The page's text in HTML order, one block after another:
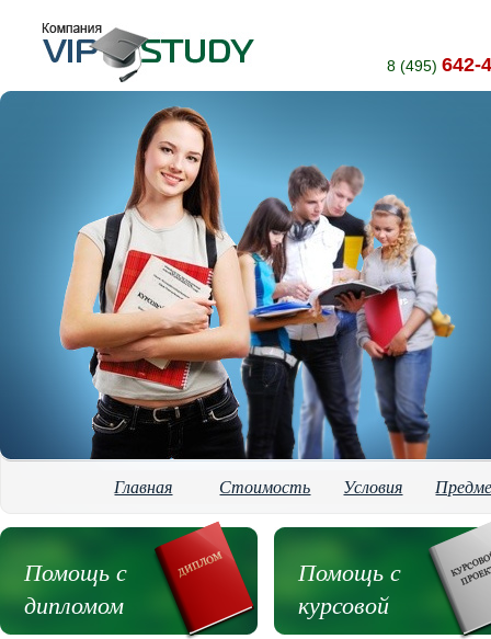
8 (495) 642-
Главная Стоимость Условия
Помощь с
дипломом
Помощь с
курсовой